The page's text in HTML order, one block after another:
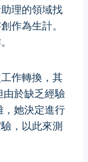
理的領域找
作為生計。
作轉換，其
由於缺乏經驗
，她決定進行
，以此來測